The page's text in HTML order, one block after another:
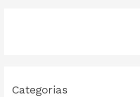
Categorias